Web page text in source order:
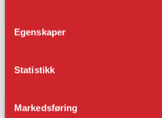
Egenskaper
Statistikk
Markedsføring
fylkeskommunen om å
planlagde besøkssenteret på